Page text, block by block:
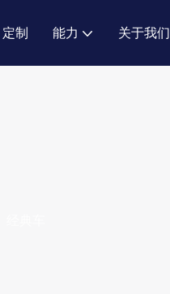
定制 能力 关于我们